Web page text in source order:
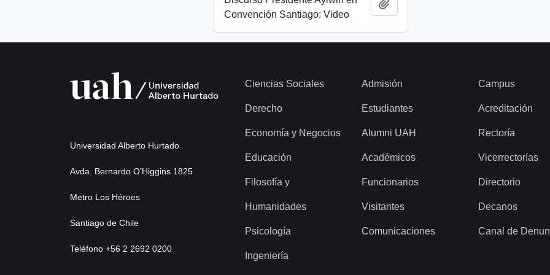
Convención Santiago: Video
Universidad Alberto Hurtado
Avda. Bernardo O’Higgins 1825
Metro Los Héroes
Santiago de Chile
Teléfono +56 2 2692 0200
Ciencias Sociales
Derecho
Economía y Negocios
Educación
Filosofía y
Humanidades
Psicología
Ingeniería
Admisión
Estudiantes
Alumni UAH
Académicos
Funcionarios
Visitantes
Comunicaciones
Campus
Acreditación
Rectoría
Vicerrectorías
Directorio
Decanos
Canal de